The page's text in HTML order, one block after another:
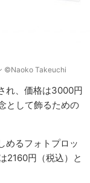
©Naoko Takeuchi
れ、価格は3000円
として飾るための
めるフォトプロッ
2160円（税込）と